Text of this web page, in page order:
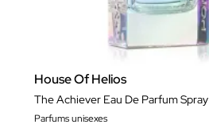
House Of Helios
The Achiever Eau De Parfum Spray
Parfums unisexes